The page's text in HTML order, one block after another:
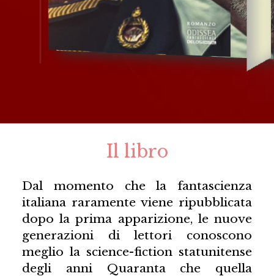
Il libro
Dal momento che la fantascienza
italiana raramente viene ripubblicata
dopo la prima apparizione, le nuove
generazioni di lettori conoscono
meglio la science-fiction statunitense
degli anni Quaranta che quella